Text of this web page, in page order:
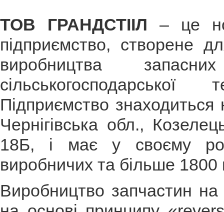
ТОВ ГРАНДСТІІЛ – це
підприємство, створене
виробництва
Підприємство
Чернігівська обл.,
18Б, і має у своєму
виробничих та більше
Виробництво запчастин на